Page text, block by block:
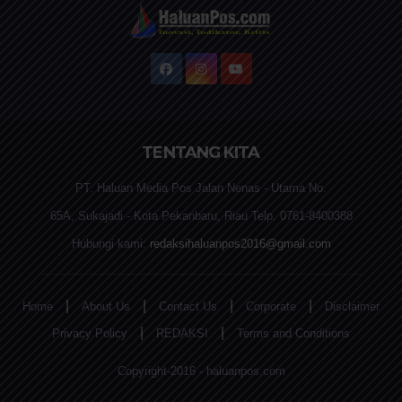
TENTANG KITA
PT. Haluan Media Pos Jalan Nenas - Utama No.
65A, Sukajadi - Kota Pekanbaru, Riau Telp. 0761-8400388
Hubungi kami: redaksihaluanpos2016@gmail.com
Home About Us Contact Us Corporate
Disclaimer
Privacy Policy
REDAKSI Terms and Conditions
Copyright-2016 - haluanpos.com